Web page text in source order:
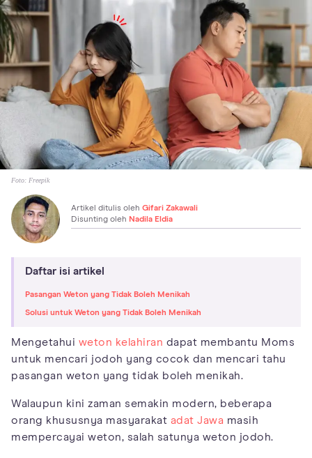
Foto: Freepik
Artikel ditulis oleh Gifari Zakawali
Disunting oleh Nadila Eldia
Daftar isi artikel
Pasangan Weton yang Tidak Boleh Menikah
Solusi untuk Weton yang Tidak Boleh Menikah
Mengetahui weton kelahiran dapat membantu Moms
untuk mencari jodoh yang cocok dan mencari tahu
pasangan weton yang tidak boleh menikah.
Walaupun kini zaman semakin modern, beberapa
orang khususnya masyarakat adat Jawa masih
mempercayai weton, salah satunya weton jodoh.